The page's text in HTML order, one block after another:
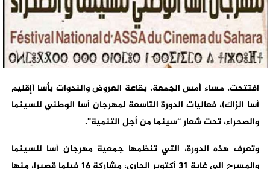
افتتحت، مساء أمس الجمعة، بقاعة العروض والندوات بأسا (إقليم
أسا الزاك)، فعاليات الدورة التاسعة لمهرجان أسا الوطني للسينما
والصحراء، تحت شعار “سينما من أجل التنمية”.
وتعرف هذه الدورة، التي تنظمها جمعية مهرجان أسا للسينما